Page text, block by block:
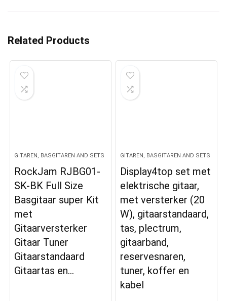
Related Products
GITAREN, BASGITAREN AND SETS
RockJam RJBG01-
SK-BK Full Size
Basgitaar super Kit
met
Gitaarversterker
Gitaar Tuner
Gitaarstandaard
Gitaartas en…
GITAREN, BASGITAREN AND SETS
Display4top set met
elektrische gitaar,
met versterker (20
W), gitaarstandaard,
tas, plectrum,
gitaarband,
reservesnaren,
tuner, koffer en
kabel